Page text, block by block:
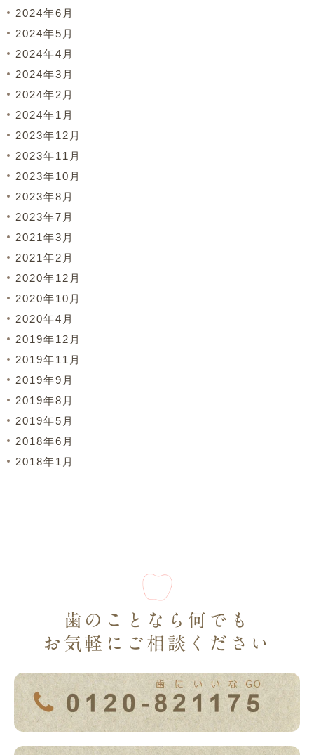
2024年6月
2024年5月
2024年4月
2024年3月
2024年2月
2024年1月
2023年12月
2023年11月
2023年10月
2023年8月
2023年7月
2021年3月
2021年2月
2020年12月
2020年10月
2020年4月
2019年12月
2019年11月
2019年9月
2019年8月
2019年5月
2018年6月
2018年1月
歯のことなら何でも
お気軽にご相談ください